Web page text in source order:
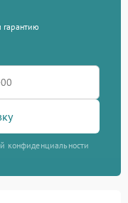
гарантию
конфиденциальности